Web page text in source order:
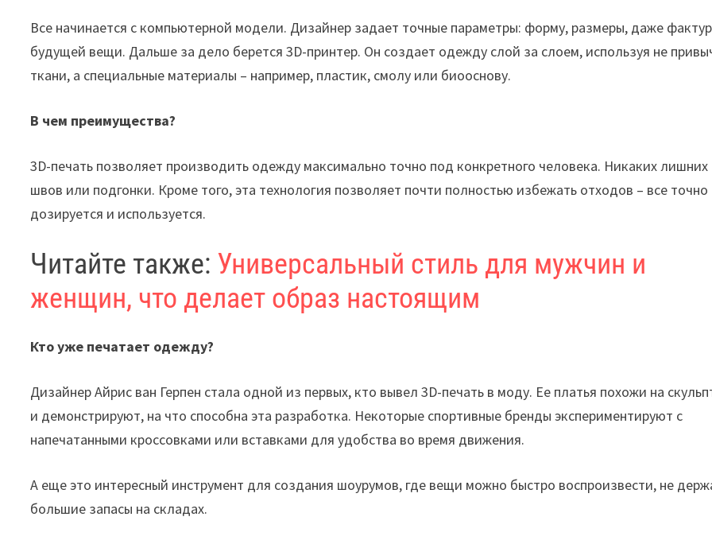
Все начинается с компьютерной модели. Дизайнер задает точные параметры: форму, размеры, даже
будущей вещи. Дальше за дело берется 3D-принтер. Он создает одежду слой за слоем, используя не
ткани, а специальные материалы – например, пластик, смолу или биооснову.
В чем преимущества?
3D-печать позволяет производить одежду максимально точно под конкретного человека. Никаких лишних
швов или подгонки. Кроме того, эта технология позволяет почти полностью избежать отходов – все точно
дозируется и используется.
Читайте также: Универсальный стиль для мужчин и
женщин, что делает образ настоящим
Кто уже печатает одежду?
Дизайнер Айрис ван Герпен стала одной из первых, кто вывел 3D-печать в моду. Ее платья похожи на
и демонстрируют, на что способна эта разработка. Некоторые спортивные бренды экспериментируют с
напечатанными кроссовками или вставками для удобства во время движения.
А еще это интересный инструмент для создания шоурумов, где вещи можно быстро воспроизвести, не
большие запасы на складах.